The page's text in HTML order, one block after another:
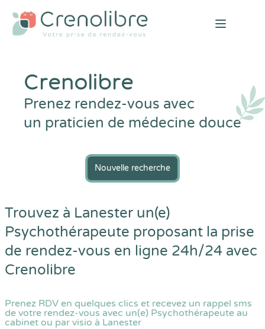
Open
Crenolibre
Prenez rendez-vous avec
un praticien de médecine douce
Nouvelle recherche
Trouvez à Lanester un(e)
Psychothérapeute proposant la prise
de rendez-vous en ligne 24h/24 avec
Crenolibre
Prenez RDV en quelques clics et recevez un rappel sms
de votre rendez-vous avec un(e) Psychothérapeute au
cabinet ou par visio à Lanester